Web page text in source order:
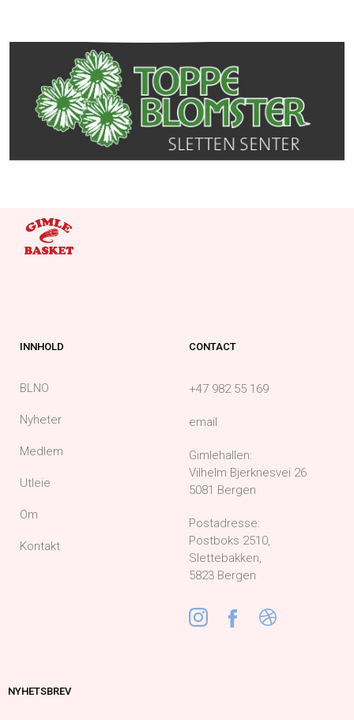
INNHOLD
BLNO
Nyheter
Medlem
Utleie
Om
Kontakt
CONTACT
+47 982 55 169
email
Gimlehallen:
Vilhelm Bjerknesvei 26
5081 Bergen
Postadresse:
Postboks 2510,
Slettebakken,
5823 Bergen
NYHETSBREV